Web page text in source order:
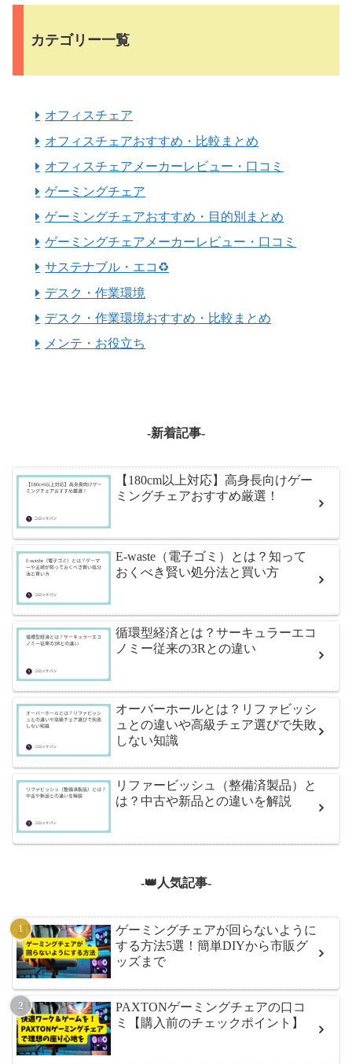
カテゴリー一覧
オフィスチェア
オフィスチェアおすすめ・比較まとめ
オフィスチェアメーカーレビュー・口コミ
ゲーミングチェア
ゲーミングチェアおすすめ・目的別まとめ
ゲーミングチェアメーカーレビュー・口コミ
サステナブル・エコ♻️
デスク・作業環境
デスク・作業環境おすすめ・比較まとめ
メンテ・お役立ち
-新着記事-
【180cm以上対応】高身長向けゲー
ミングチェアおすすめ厳選！
E-waste（電子ゴミ）とは？知って
おくべき賢い処分法と買い方
循環型経済とは？サーキュラーエコ
ノミー従来の3Rとの違い
オーバーホールとは？リファビッシ
ュとの違いや高級チェア選びで失敗
しない知識
リファービッシュ（整備済製品）と
は？中古や新品との違いを解説
-👑人気記事-
ゲーミングチェアが回らないように
する方法5選！簡単DIYから市販グ
ッズまで
PAXTONゲーミングチェアの口コ
ミ【購入前のチェックポイント】